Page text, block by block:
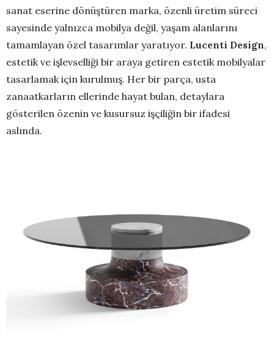
sanat eserine dönüştüren marka, özenli üretim süreci
sayesinde yalnızca mobilya değil, yaşam alanlarını
tamamlayan özel tasarımlar yaratıyor. Lucenti Design,
estetik ve işlevselliği bir araya getiren estetik mobilyalar
tasarlamak için kurulmuş. Her bir parça, usta
zanaatkarların ellerinde hayat bulan, detaylara
gösterilen özenin ve kusursuz işçiliğin bir ifadesi
aslında.